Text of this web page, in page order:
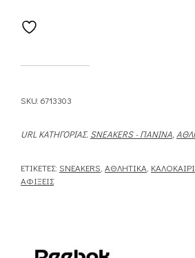
SKU: 6713303
URL ΚΑΤΗΓΟΡΊΑΣ. SNEAKERS - ΠΆΝΙΝΑ,
ΕΤΙΚΈΤΕΣ: SNEAKERS ΑΘΛΗΤΙΚΆ
ΑΦΊΞΕΙΣ